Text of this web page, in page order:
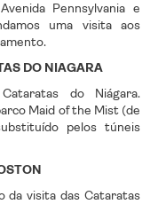
Pennsylvania e
uma visita aos
DO NIAGARA
do Niágara.
Maid of the Mist (de
pelos túneis
da visita das Cataratas